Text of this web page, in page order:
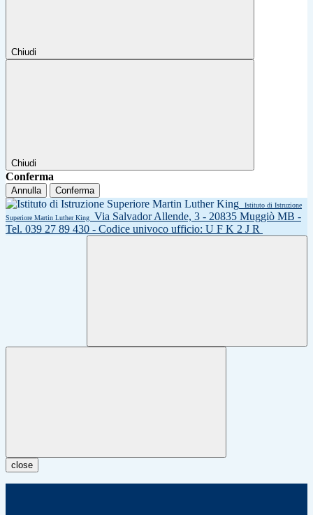
Chiudi
Chiudi
Conferma
Annulla Conferma
Istituto di Istruzione
Superiore Martin Luther King
Via Salvador Allende, 3 - 20835 Muggiò MB -
Tel. 039 27 89 430 - Codice univoco ufficio: U F K 2 J R
close